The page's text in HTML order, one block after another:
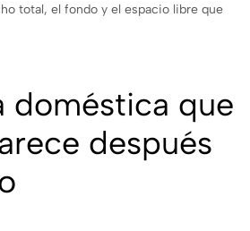
total, el fondo y el espacio libre que
doméstica que
después